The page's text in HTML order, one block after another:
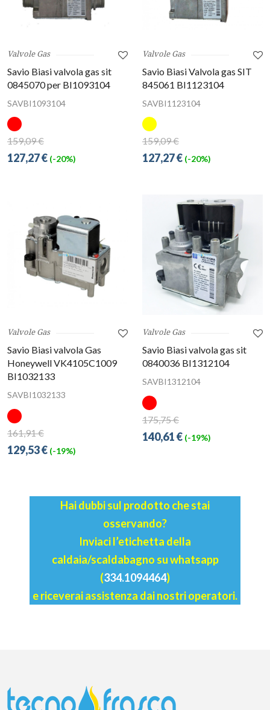
Valvole Gas
Savio Biasi valvola gas sit
0845070 per BI1093104
SAVBI1093104
159,09 €
127,27 € (-20%)
Valvole Gas
Savio Biasi Valvola gas SIT
845061 BI1123104
SAVBI1123104
159,09 €
127,27 € (-20%)
Valvole Gas
Savio Biasi valvola Gas
Honeywell VK4105C1009
BI1032133
SAVBI1032133
161,91 €
129,53 € (-19%)
Valvole Gas
Savio Biasi valvola gas sit
0840036 BI1312104
SAVBI1312104
175,75 €
140,61 € (-19%)
Hai dubbi sul prodotto che stai
osservando?
Inviaci l’etichetta della
caldaia/scaldabagno su whatsapp
(334.1094464)
e riceverai assistenza dai nostri operatori.